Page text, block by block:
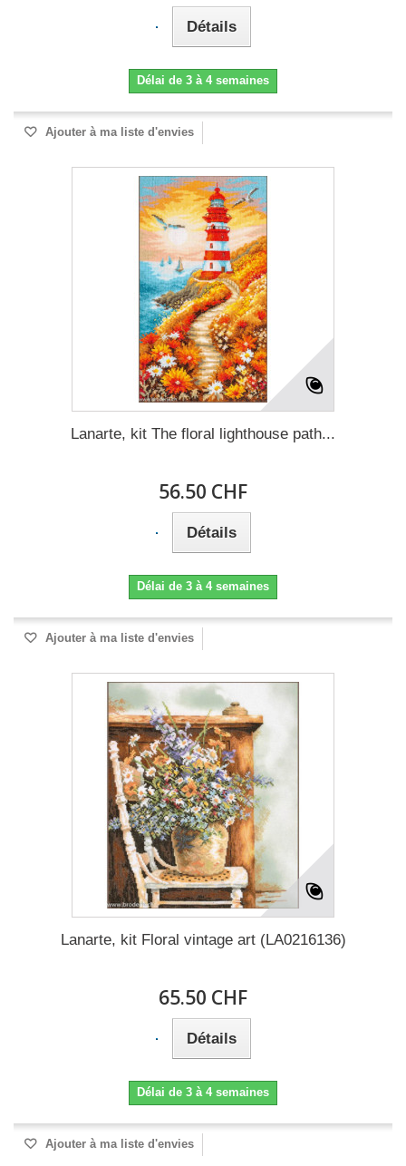
Détails
Délai de 3 à 4 semaines
Ajouter à ma liste d'envies
Lanarte, kit The floral lighthouse path...
56.50 CHF
Détails
Délai de 3 à 4 semaines
Ajouter à ma liste d'envies
Lanarte, kit Floral vintage art (LA0216136)
65.50 CHF
Détails
Délai de 3 à 4 semaines
Ajouter à ma liste d'envies